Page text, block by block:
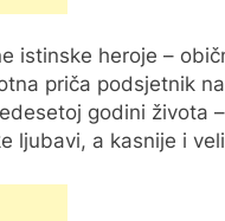
istinske heroje –
priča podsjetnik
godini života
ljubavi, a kasnije i